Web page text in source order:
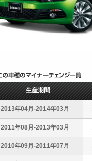
生産期間
2013年04月-2014年03月
2011年08月-2013年03月
2010年09月-2011年07月